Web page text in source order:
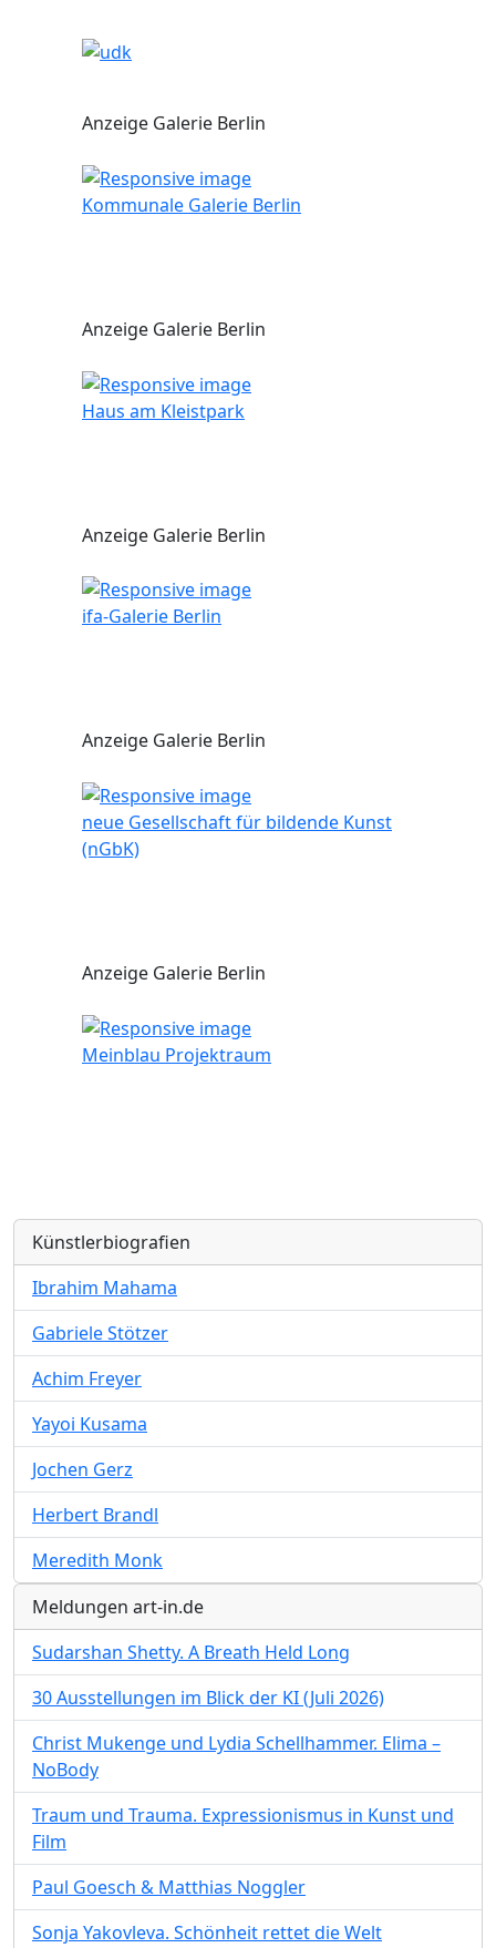
Anzeige Galerie Berlin
Kommunale Galerie Berlin
Anzeige Galerie Berlin
Haus am Kleistpark
Anzeige Galerie Berlin
ifa-Galerie Berlin
Anzeige Galerie Berlin
neue Gesellschaft für bildende Kunst
(nGbK)
Anzeige Galerie Berlin
Meinblau Projektraum
Künstlerbiografien
Ibrahim Mahama
Gabriele Stötzer
Achim Freyer
Yayoi Kusama
Jochen Gerz
Herbert Brandl
Meredith Monk
Meldungen art-in.de
Sudarshan Shetty. A Breath Held Long
30 Ausstellungen im Blick der KI (Juli 2026)
Christ Mukenge und Lydia Schellhammer. Elima –
NoBody
Traum und Trauma. Expressionismus in Kunst und
Film
Paul Goesch & Matthias Noggler
Sonja Yakovleva. Schönheit rettet die Welt